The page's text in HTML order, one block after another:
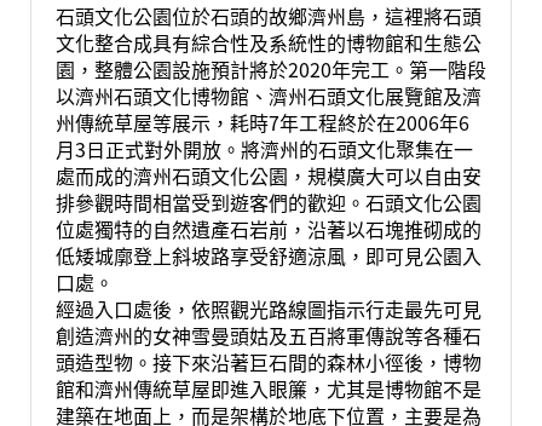
石頭文化公園位於石頭的故鄉濟州島，這裡將石頭
文化整合成具有綜合性及系統性的博物館和生態公
園，整體公園設施預計將於2020年完工。第一階段
以濟州石頭文化博物館、濟州石頭文化展覽館及濟
州傳統草屋等展示，耗時7年工程終於在2006年6
月3日正式對外開放。將濟州的石頭文化聚集在一
處而成的濟州石頭文化公園，規模廣大可以自由安
排參觀時間相當受到遊客們的歡迎。石頭文化公園
位處獨特的自然遺產石岩前，沿著以石塊推砌成的
低矮城廓登上斜坡路享受舒適涼風，即可見公園入
口處。
經過入口處後，依照觀光路線圖指示行走最先可見
創造濟州的女神雪曼頭姑及五百將軍傳說等各種石
頭造型物。接下來沿著巨石間的森林小徑後，博物
館和濟州傳統草屋即進入眼簾，尤其是博物館不是
建築在地面上，而是架構於地底下位置，主要是為